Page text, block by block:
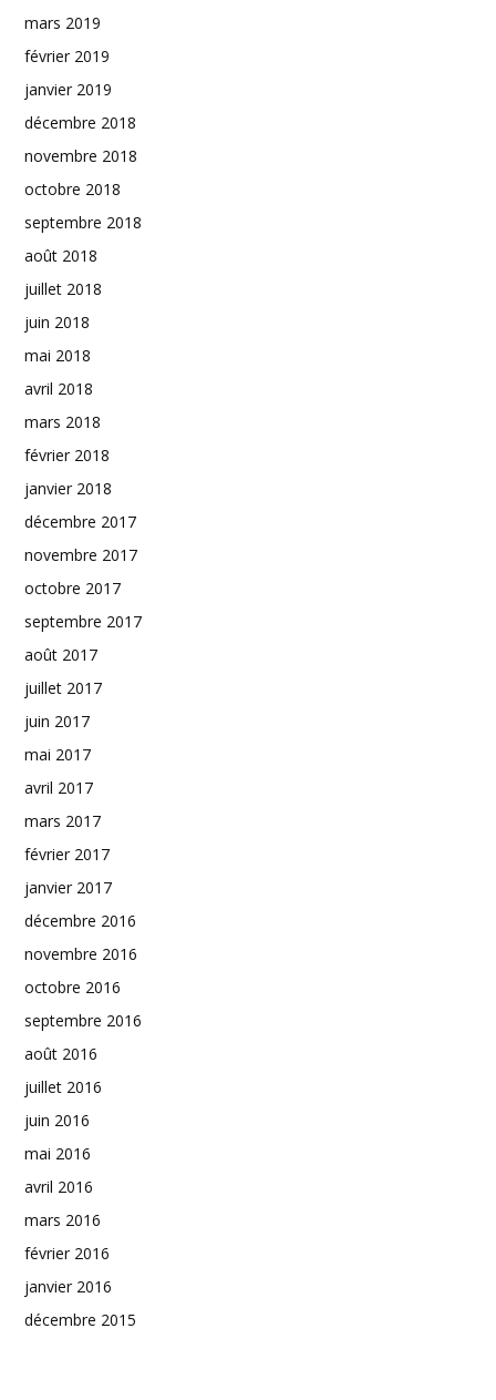
mars 2019
février 2019
janvier 2019
décembre 2018
novembre 2018
octobre 2018
septembre 2018
août 2018
juillet 2018
juin 2018
mai 2018
avril 2018
mars 2018
février 2018
janvier 2018
décembre 2017
novembre 2017
octobre 2017
septembre 2017
août 2017
juillet 2017
juin 2017
mai 2017
avril 2017
mars 2017
février 2017
janvier 2017
décembre 2016
novembre 2016
octobre 2016
septembre 2016
août 2016
juillet 2016
juin 2016
mai 2016
avril 2016
mars 2016
février 2016
janvier 2016
décembre 2015